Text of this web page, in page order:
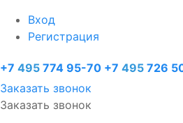
Вход
Регистрация
+7 495 774 95-70 +7 495 726
Заказать звонок
Заказать звонок